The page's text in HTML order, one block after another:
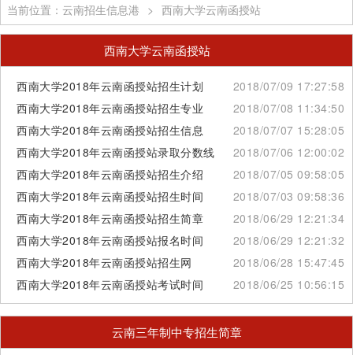
当前位置：云南招生信息港 > 西南大学云南函授站
西南大学云南函授站
西南大学2018年云南函授站招生计划
2018/07/09 17:27:58
西南大学2018年云南函授站招生专业
2018/07/08 11:34:50
西南大学2018年云南函授站招生信息
2018/07/07 15:28:05
西南大学2018年云南函授站录取分数线
2018/07/06 12:00:02
西南大学2018年云南函授站招生介绍
2018/07/05 09:58:05
西南大学2018年云南函授站招生时间
2018/07/03 09:58:36
西南大学2018年云南函授站招生简章
2018/06/29 12:21:34
西南大学2018年云南函授站报名时间
2018/06/29 12:21:32
西南大学2018年云南函授站招生网
2018/06/28 15:47:45
西南大学2018年云南函授站考试时间
2018/06/25 10:56:15
云南三年制中专招生简章